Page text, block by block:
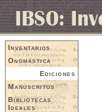
Inventarios
Onomástica
Ediciones
Manuscritos
Bibliotecas
Ideales